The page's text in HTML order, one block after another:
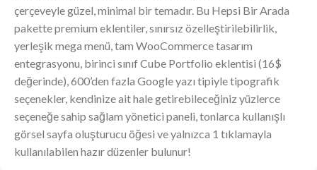
çerçeveyle güzel, minimal bir temadır. Bu Hepsi Bir Arada
pakette premium eklentiler, sınırsız özelleştirilebilirlik,
yerleşik mega menü, tam WooCommerce tasarım
entegrasyonu, birinci sınıf Cube Portfolio eklentisi (16$
değerinde), 600’den fazla Google yazı tipiyle tipografik
seçenekler, kendinize ait hale getirebileceğiniz yüzlerce
seçeneğe sahip sağlam yönetici paneli, tonlarca kullanışlı
görsel sayfa oluşturucu öğesi ve yalnızca 1 tıklamayla
kullanılabilen hazır düzenler bulunur!